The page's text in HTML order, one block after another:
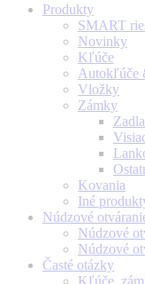
Produkty
SMART
Novinky
Kľúče
Autokľúče
Vložky
Zámky
Kovania
Iné
Núdzové
Núdzové
Núdzové
Časté otázky
Kľúče,